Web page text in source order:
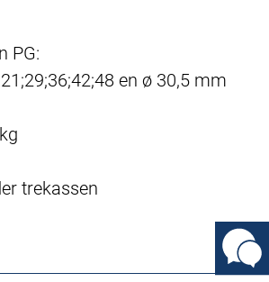
PG:
en ø 30,5 mm
trekassen